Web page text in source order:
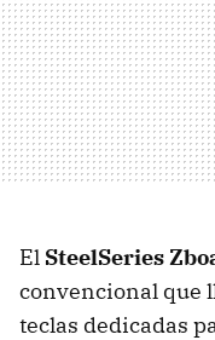
El SteelSeries
convencional que
teclas dedicadas